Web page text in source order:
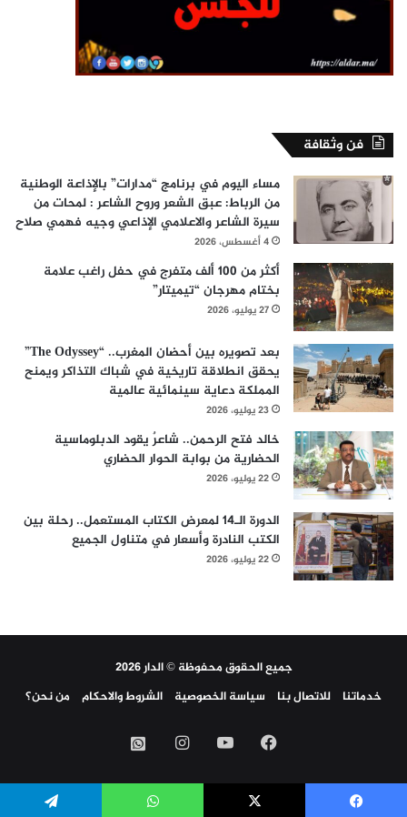
فن وثقافة
مساء اليوم في برنامج “مدارات” بالإذاعة الوطنية
من الرباط: عبق الشعر وروح الشاعر : لمحات من
سيرة الشاعر والاعلامي الإذاعي وجيه فهمي صلاح
4 أغسطس، 2026
أكثر من 100 ألف متفرج في حفل راغب علامة
بختام مهرجان “تيميتار”
27 يوليو، 2026
بعد تصويره بين أحضان المغرب.. “The Odyssey”
يحقق انطلاقة تاريخية في شباك التذاكر ويمنح
المملكة دعاية سينمائية عالمية
23 يوليو، 2026
خالد فتح الرحمن.. شاعرٌ يقود الدبلوماسية
الحضارية من بوابة الحوار الحضاري
22 يوليو، 2026
الدورة الـ14 لمعرض الكتاب المستعمل.. رحلة بين
الكتب النادرة وأسعار في متناول الجميع
22 يوليو، 2026
جميع الحقوق محفوظة © الدار 2026
خدماتنا
للاتصال بنا سياسة الخصوصية الشروط والاحكام من نحن؟
فيسبوك‫YouTubeانستقرامواتساب